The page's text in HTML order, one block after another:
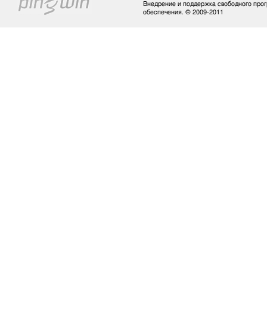
Внедрение и поддержка свободного
обеспечения. © 2009-2011